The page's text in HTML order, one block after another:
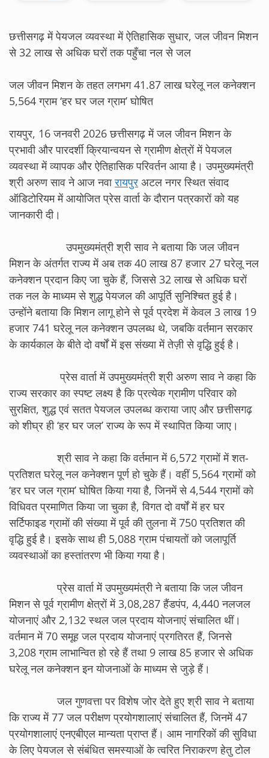
छत्तीसगढ़ में पेयजल व्यवस्था में ऐतिहासिक सुधार, जल जीवन मिशन
से 32 लाख से अधिक घरों तक पहुँचा नल से जल
जल जीवन मिशन के तहत लगभग 41.87 लाख घरेलू नल कनेक्शन
5,564 ग्राम ‘हर घर जल ग्राम’ घोषित
रायपुर, 16 जनवरी 2026 छत्तीसगढ़ में जल जीवन मिशन के
प्रभावी और पारदर्शी क्रियान्वयन से ग्रामीण क्षेत्रों में पेयजल
व्यवस्था में व्यापक और ऐतिहासिक परिवर्तन आया है। उपमुख्यमंत्री
श्री अरुण साव ने आज नवारायपुर अटल नगर स्थित संवाद
ऑडिटोरियम में आयोजित प्रेस वार्ता के दौरान पत्रकारों को यह
जानकारी दी।
उपमुख्यमंत्री श्री साव ने बताया कि जल जीवन
मिशन के अंतर्गत राज्य में अब तक 40 लाख 87 हजार 27 घरेलू नल
कनेक्शन प्रदान किए जा चुके हैं, जिससे 32 लाख से अधिक घरों
तक नल के माध्यम से शुद्ध पेयजल की आपूर्ति सुनिश्चित हुई है।
उन्होंने बताया कि मिशन लागू होने से पूर्व प्रदेश में केवल 3 लाख 19
हजार 741 घरेलू नल कनेक्शन उपलब्ध थे, जबकि वर्तमान सरकार
के कार्यकाल के बीते दो वर्षों में इस संख्या में तेज़ी से वृद्धि हुई है।
प्रेस वार्ता में उपमुख्यमंत्री श्री अरुण साव ने कहा कि
राज्य सरकार का स्पष्ट लक्ष्य है कि प्रत्येक ग्रामीण परिवार को
सुरक्षित, शुद्ध एवं सतत पेयजल उपलब्ध कराया जाए और छत्तीसगढ़
को शीघ्र ही ‘हर घर जल’ राज्य के रूप में स्थापित किया जाए।
श्री साव ने कहा कि वर्तमान में 6,572 ग्रामों में शत-
प्रतिशत घरेलू नल कनेक्शन पूर्ण हो चुके हैं। वहीं 5,564 ग्रामों को
‘हर घर जल ग्राम’ घोषित किया गया है, जिनमें से 4,544 ग्रामों को
विधिवत प्रमाणित किया जा चुका है, विगत दो वर्षों में हर घर
सर्टिफाइड ग्रामों की संख्या में पूर्व की तुलना में 750 प्रतिशत की
वृद्धि हुई है। इसके साथ ही 5,088 ग्राम पंचायतों को जलापूर्ति
व्यवस्थाओं का हस्तांतरण भी किया गया है।
प्रेस वार्ता में उपमुख्यमंत्री ने बताया कि जल जीवन
मिशन से पूर्व ग्रामीण क्षेत्रों में 3,08,287 हैंडपंप, 4,440 नलजल
योजनाएं और 2,132 स्थल जल प्रदाय योजनाएं संचालित थीं।
वर्तमान में 70 समूह जल प्रदाय योजनाएं प्रगतिरत हैं, जिनसे
3,208 ग्राम लाभान्वित हो रहे हैं तथा 9 लाख 85 हजार से अधिक
घरेलू नल कनेक्शन इन योजनाओं के माध्यम से जुड़े हैं।
जल गुणवत्ता पर विशेष जोर देते हुए श्री साव ने बताया
कि राज्य में 77 जल परीक्षण प्रयोगशालाएं संचालित हैं, जिनमें 47
प्रयोगशालाएं एनएबीएल मान्यता प्राप्त हैं। आम नागरिकों की सुविधा
के लिए पेयजल से संबंधित समस्याओं के त्वरित निराकरण हेतु टोल